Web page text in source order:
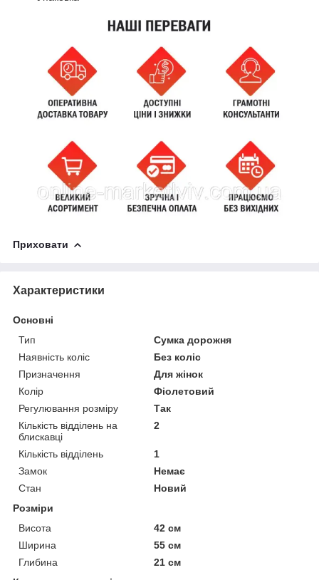
Приховати
Характеристики
Основні
Тип
Сумка дорожня
Наявність коліс
Без коліс
Призначення
Для жінок
Колір
Фіолетовий
Регулювання розміру
Так
Кількість відділень на
блискавці
2
Кількість відділень
1
Замок
Немає
Стан
Новий
Розміри
Висота
42 см
Ширина
55 см
Глибина
21 см